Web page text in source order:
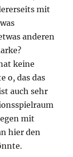
mit
anderen
keine
o, das das
auch sehr
mit
hier den